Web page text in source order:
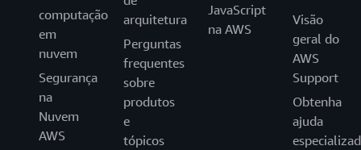
computação
em
nuvem
Segurança
na
Nuvem
AWS
arquitetura
Perguntas
frequentes
sobre
produtos
e
tópicos
JavaScript
na AWS
Visão
geral do
AWS
Support
Obtenha
ajuda